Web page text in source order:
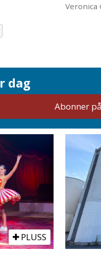
Veronica
dag
PLUSS